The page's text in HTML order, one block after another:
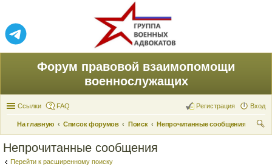
Форум правовой взаимопомощи
военнослужащих
Ссылки FAQ Вход
Регистрация
На главную Список форумов Поиск
Непрочитанные сообщения
Непрочитанные сообщения
Перейти к расширенному поиску